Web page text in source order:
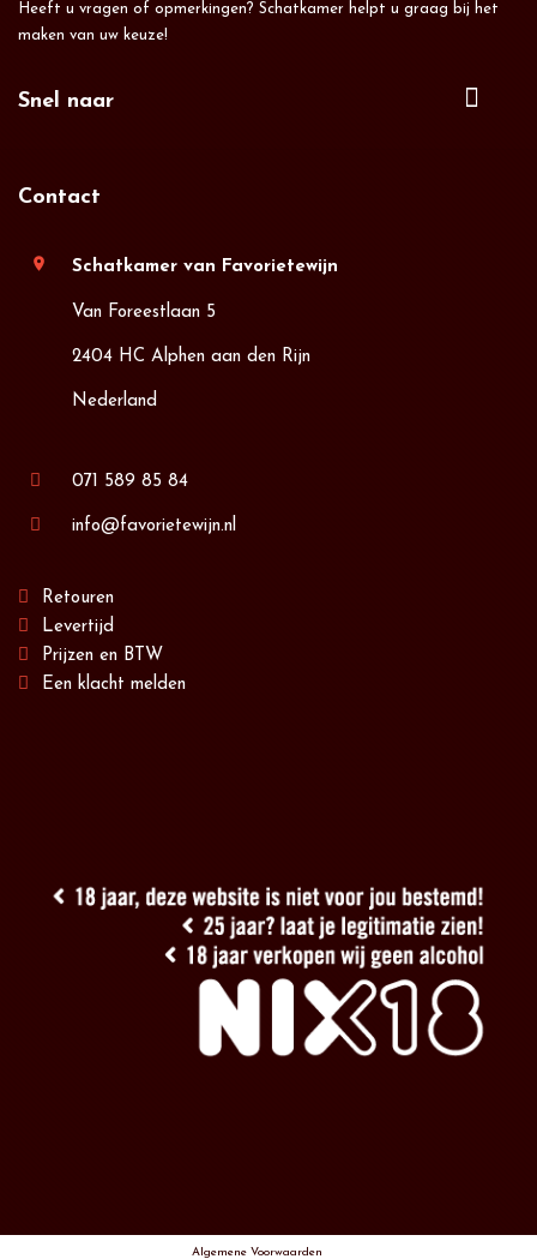
Heeft u vragen of opmerkingen? Schatkamer helpt u graag bij het
maken van uw keuze!
Snel naar
Contact
location_on Schatkamer van Favorietewijn
Van Foreestlaan 5
2404 HC Alphen aan den Rijn
Nederland
071 589 85 84
info@favorietewijn.nl
Retouren
Levertijd
Prijzen en BTW
Een klacht melden
Algemene Voorwaarden